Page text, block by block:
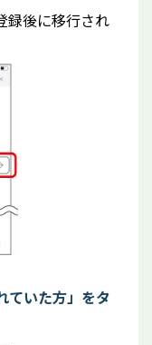
録後に移行され
ていた方」をタ